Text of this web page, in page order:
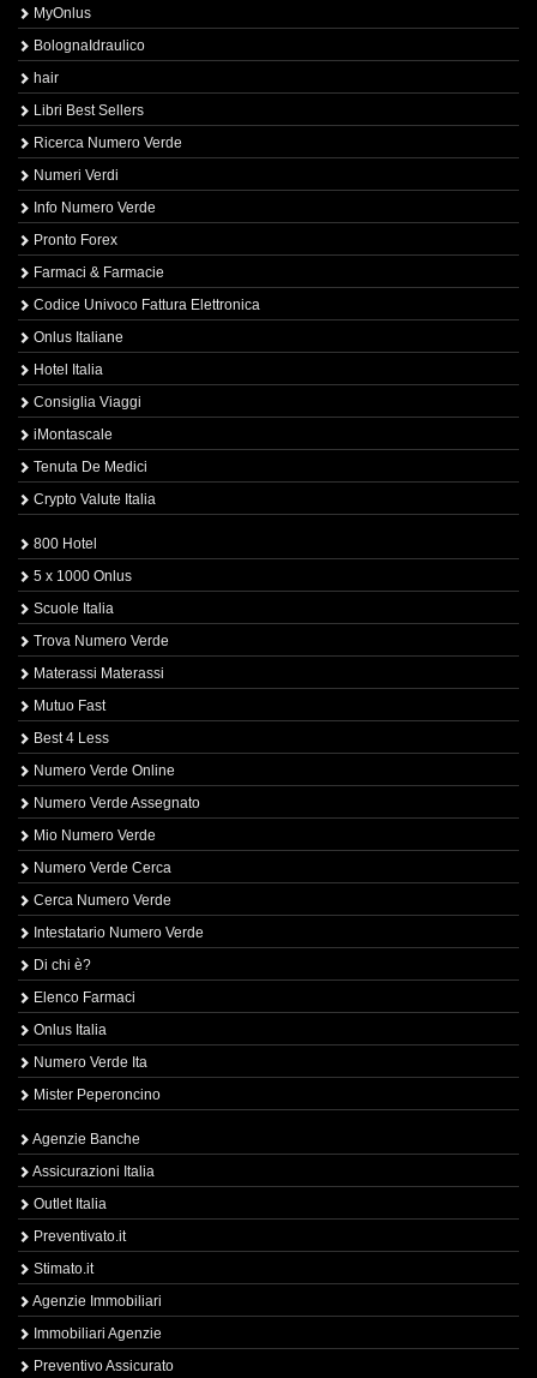
MyOnlus
BolognaIdraulico
hair
Libri Best Sellers
Ricerca Numero Verde
Numeri Verdi
Info Numero Verde
Pronto Forex
Farmaci & Farmacie
Codice Univoco Fattura Elettronica
Onlus Italiane
Hotel Italia
Consiglia Viaggi
iMontascale
Tenuta De Medici
Crypto Valute Italia
800 Hotel
5 x 1000 Onlus
Scuole Italia
Trova Numero Verde
Materassi Materassi
Mutuo Fast
Best 4 Less
Numero Verde Online
Numero Verde Assegnato
Mio Numero Verde
Numero Verde Cerca
Cerca Numero Verde
Intestatario Numero Verde
Di chi è?
Elenco Farmaci
Onlus Italia
Numero Verde Ita
Mister Peperoncino
Agenzie Banche
Assicurazioni Italia
Outlet Italia
Preventivato.it
Stimato.it
Agenzie Immobiliari
Immobiliari Agenzie
Preventivo Assicurato